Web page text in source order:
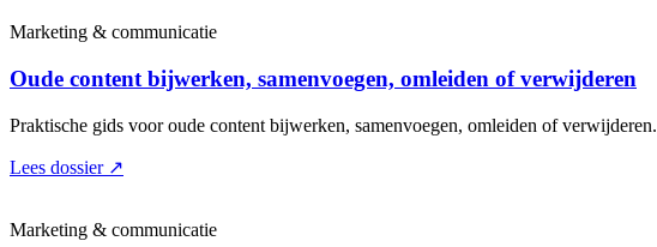
Marketing & communicatie
Oude content bijwerken, samenvoegen, omleiden of verwijderen
Praktische gids voor oude content bijwerken, samenvoegen, omleiden of verwijderen.
Lees dossier ↗
Marketing & communicatie